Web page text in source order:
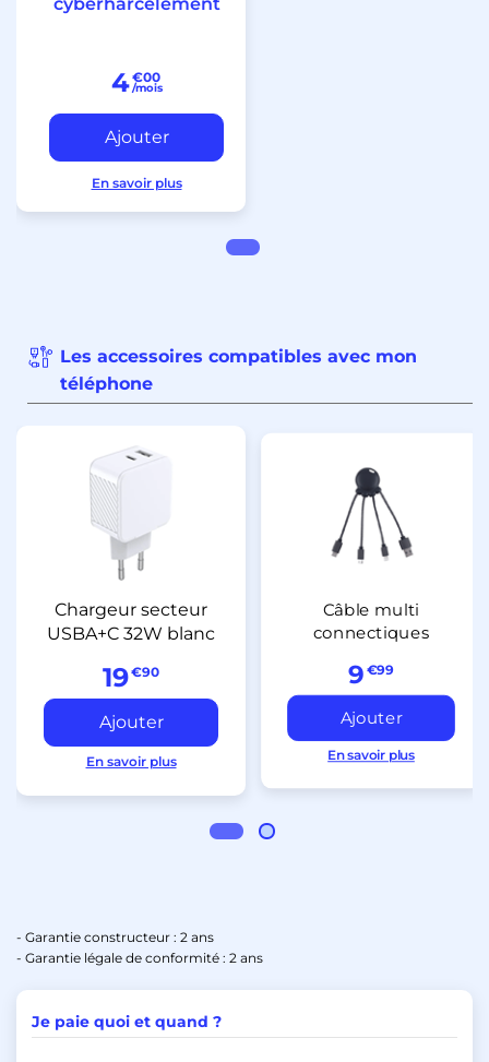
4€00
/mois
En savoir plus
Les accessoires compatibles avec mon
téléphone
Chargeur secteur
USBA+C 32W blanc
19€90
En savoir plus
Câble multi
connectiques
9 €99
En savoir plus
- Garantie constructeur : 2 ans
- Garantie légale de conformité : 2 ans
Je paie quoi et quand ?